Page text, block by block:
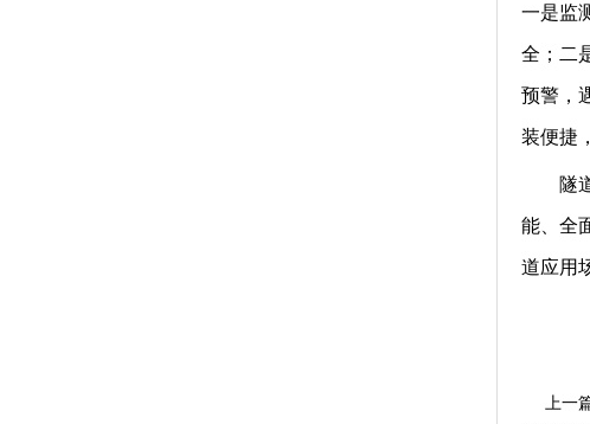
一是监
全；二
预警，
装便捷
隧
能、全
道应用
上一